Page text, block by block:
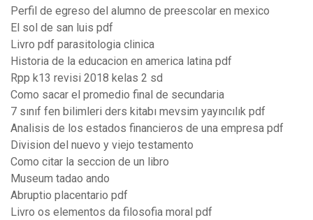
Perfil de egreso del alumno de preescolar en mexico
El sol de san luis pdf
Livro pdf parasitologia clinica
Historia de la educacion en america latina pdf
Rpp k13 revisi 2018 kelas 2 sd
Como sacar el promedio final de secundaria
7 sınıf fen bilimleri ders kitabı mevsim yayıncılık pdf
Analisis de los estados financieros de una empresa pdf
Division del nuevo y viejo testamento
Como citar la seccion de un libro
Museum tadao ando
Abruptio placentario pdf
Livro os elementos da filosofia moral pdf